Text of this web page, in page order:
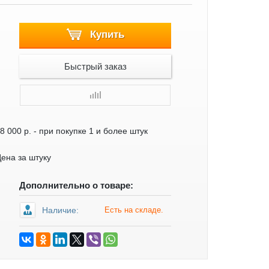
Купить
Быстрый заказ
000 р. - при покупке 1 и более штук
за штуку
Дополнительно о товаре:
Наличие: Есть на складе.